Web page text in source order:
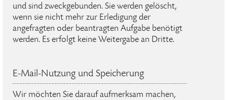
und sind zweckgebunden. Sie werden gelöscht,
wenn sie nicht mehr zur Erledigung der
angefragten oder beantragten Aufgabe benötigt
werden. Es erfolgt keine Weitergabe an Dritte.
E-Mail-Nutzung und Speicherung
Wir möchten Sie darauf aufmerksam machen,